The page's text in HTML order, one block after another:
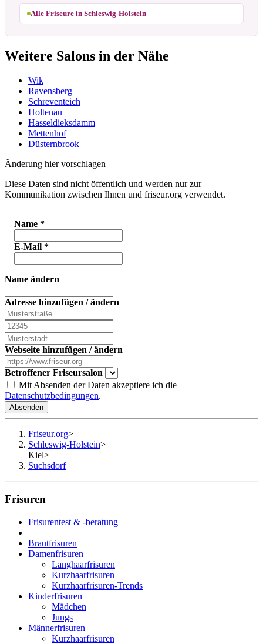
Alle Friseure in Schleswig-Holstein
Weitere Salons in der Nähe
Wik
Ravensberg
Schreventeich
Holtenau
Hasseldieksdamm
Mettenhof
Düsternbrook
Änderung hier vorschlagen
Diese Daten sind nicht öffentlich und werden nur zur
Kommunikation zwischen Ihnen und friseur.org verwendet.
Name *
E-Mail *
Name ändern
Adresse hinzufügen / ändern
Webseite hinzufügen / ändern
Betroffener Friseursalon
Mit Absenden der Daten akzeptiere ich die
Datenschutzbedingungen.
Absenden
Friseur.org>
Schleswig-Holstein>
Kiel>
Suchsdorf
Frisuren
Frisurentest & -beratung
Brautfrisuren
Damenfrisuren
Langhaarfrisuren
Kurzhaarfrisuren
Kurzhaarfrisuren-Trends
Kinderfrisuren
Mädchen
Jungs
Männerfrisuren
Kurzhaarfrisuren